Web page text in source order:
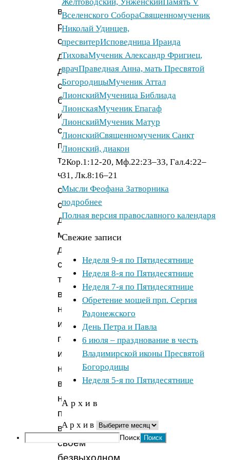
вследствие
разных
обстоятельств
доведенная
до
самого
бедственного
и
стесненного
положения,
так
что
она
с
двумя
молодыми
дочерями
своими
терпела
великую
нужду
и
горе
и,
не
видя
ниоткуда
помощи
в
своем
безвыходном
Вселенского СобораСвященномученик
Николай Удинцев,
пресвитерИсповедница Ираида
ТиховаМученик Александр Фригиец,
врачПраведная Анна, мать Пресвятой
БогородицыМученик Аттал
ЛионскийМученица Библиада
ЛионскаяМученик Епагаф
ЛионскийМученик Матур
ЛионскийСвященномученик Санкт
Лионский, диакон
2Кор.1:12-20, Мф.22:23–33, Гал.4:22–
31, Лк.8:16–21
Мысли Феофана Затворника
подробнее
Полная версия православного календаря
Свежие записи
Неделя 9-я по Пятидесятнице
Неделя 8-я по Пятидесятнице
Неделя 7-я по Пятидесятнице
Обретение мощей прп. Сергия
Радонежского
День Петра и Павла
6 июля – празднование в честь
Владимирской иконы Пресвятой
Богородицы
Неделя 5-я по Пятидесятнице
А р х и в
А р х и в
Поиск